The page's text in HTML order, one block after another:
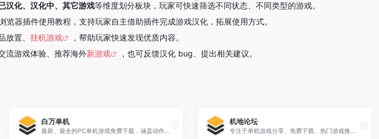
汉化、汉化中、其它游戏等维度划分板块，玩家可快速筛选不同状态、不同类型的游戏。
览器插件使用教程，支持玩家自主借助插件完成游戏汉化，拓展使用方式。
置、 挂机游戏
，帮助玩家快速发现优质内容。
流游戏体验、推荐海外新游戏 ，也可反馈汉化 bug、提出相关建议。
白万单机
最新、最全的PC单机游戏免费下载，涵盖动作、角色扮演、策略、射击等热门大作，所有游戏均为绿色免安装版，解压即玩，持续每日更新！
机地论坛
专注于单机游戏分享、免费下载、热门游戏推荐、攻略秘籍及玩家互动。